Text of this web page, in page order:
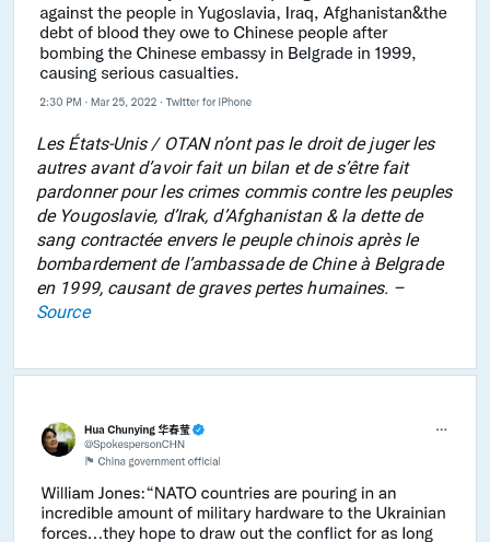
Les États-Unis / OTAN n’ont pas le droit de juger les
autres avant d’avoir fait un bilan et de s’être fait
pardonner pour les crimes commis contre les peuples
de Yougoslavie, d’Irak, d’Afghanistan & la dette de
sang contractée envers le peuple chinois après le
bombardement de l’ambassade de Chine à Belgrade
en 1999, causant de graves pertes humaines. –
Source